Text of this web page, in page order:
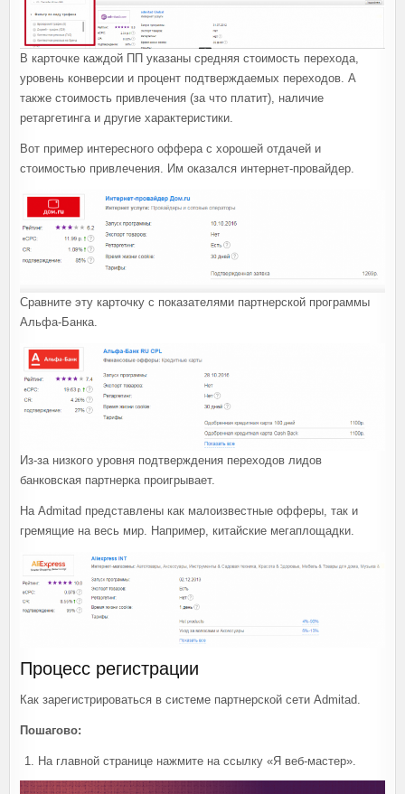
В карточке каждой ПП указаны средняя стоимость перехода,
уровень конверсии и процент подтверждаемых переходов. А
также стоимость привлечения (за что платит), наличие
ретаргетинга и другие характеристики.
Вот пример интересного оффера с хорошей отдачей и
стоимостью привлечения. Им оказался интернет-провайдер.
Сравните эту карточку с показателями партнерской программы
Альфа-Банка.
Из-за низкого уровня подтверждения переходов лидов
банковская партнерка проигрывает.
На Admitad представлены как малоизвестные офферы, так и
гремящие на весь мир. Например, китайские мегаплощадки.
Процесс регистрации
Как зарегистрироваться в системе партнерской сети Admitad.
Пошагово:
На главной странице нажмите на ссылку «Я веб-мастер».